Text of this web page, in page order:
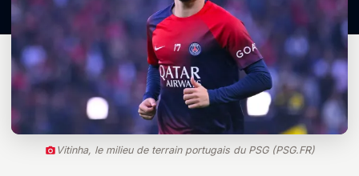
Vitinha, le milieu de terrain portugais du PSG (PSG.FR)